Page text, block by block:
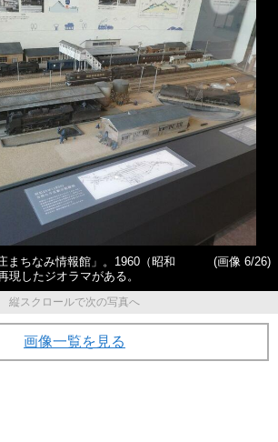
まちなみ情報館」。1960（昭和
現したジオラマがある。
(画像 6/26)
縦スクロールで次の写真へ
画像一覧を見る